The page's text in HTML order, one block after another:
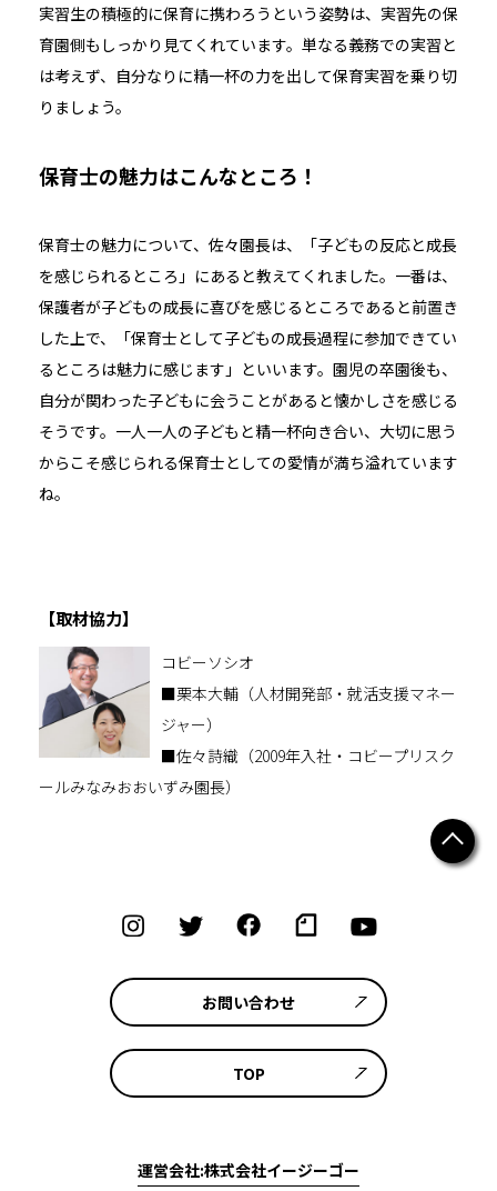
実習生の積極的に保育に携わろうという姿勢は、実習先の保
育園側もしっかり見てくれています。単なる義務での実習と
は考えず、自分なりに精一杯の力を出して保育実習を乗り切
りましょう。
保育士の魅力はこんなところ！
保育士の魅力について、佐々園長は、「子どもの反応と成長
を感じられるところ」にあると教えてくれました。一番は、
保護者が子どもの成長に喜びを感じるところであると前置き
した上で、「保育士として子どもの成長過程に参加できてい
るところは魅力に感じます」といいます。園児の卒園後も、
自分が関わった子どもに会うことがあると懐かしさを感じる
そうです。一人一人の子どもと精一杯向き合い、大切に思う
からこそ感じられる保育士としての愛情が満ち溢れています
ね。
【取材協力】
コビーソシオ
■栗本大輔（人材開発部・就活支援マネー
ジャー）
■佐々詩織（2009年入社・コビープリスク
ールみなみおおいずみ園長）
お問い合わせ
TOP
運営会社:株式会社イージーゴー